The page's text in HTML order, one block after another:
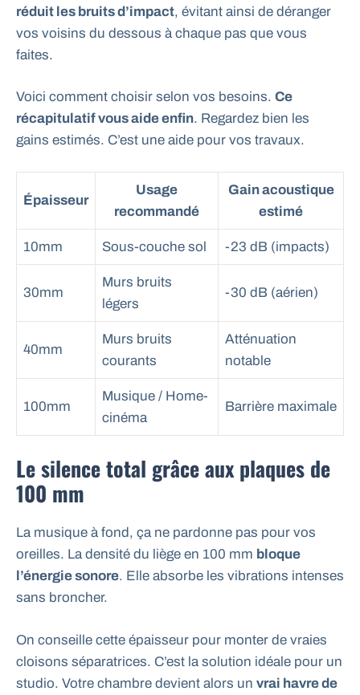
réduit les bruits d’impact, évitant ainsi de déranger
vos voisins du dessous à chaque pas que vous
faites.
Voici comment choisir selon vos besoins. Ce
récapitulatif vous aide enfin. Regardez bien les
gains estimés. C’est une aide pour vos travaux.
Épaisseur
Usage
recommandé
Gain acoustique
estimé
10mm Sous-couche sol -23 dB (impacts)
30mm
Murs bruits
légers
-30 dB (aérien)
40mm
Murs bruits
courants
Atténuation
notable
100mm
Musique / Home-
cinéma
Barrière maximale
Le silence total grâce aux plaques de
100 mm
La musique à fond, ça ne pardonne pas pour vos
oreilles. La densité du liège en 100 mm bloque
l’énergie sonore. Elle absorbe les vibrations intenses
sans broncher.
On conseille cette épaisseur pour monter de vraies
cloisons séparatrices. C’est la solution idéale pour un
studio. Votre chambre devient alors un vrai havre de